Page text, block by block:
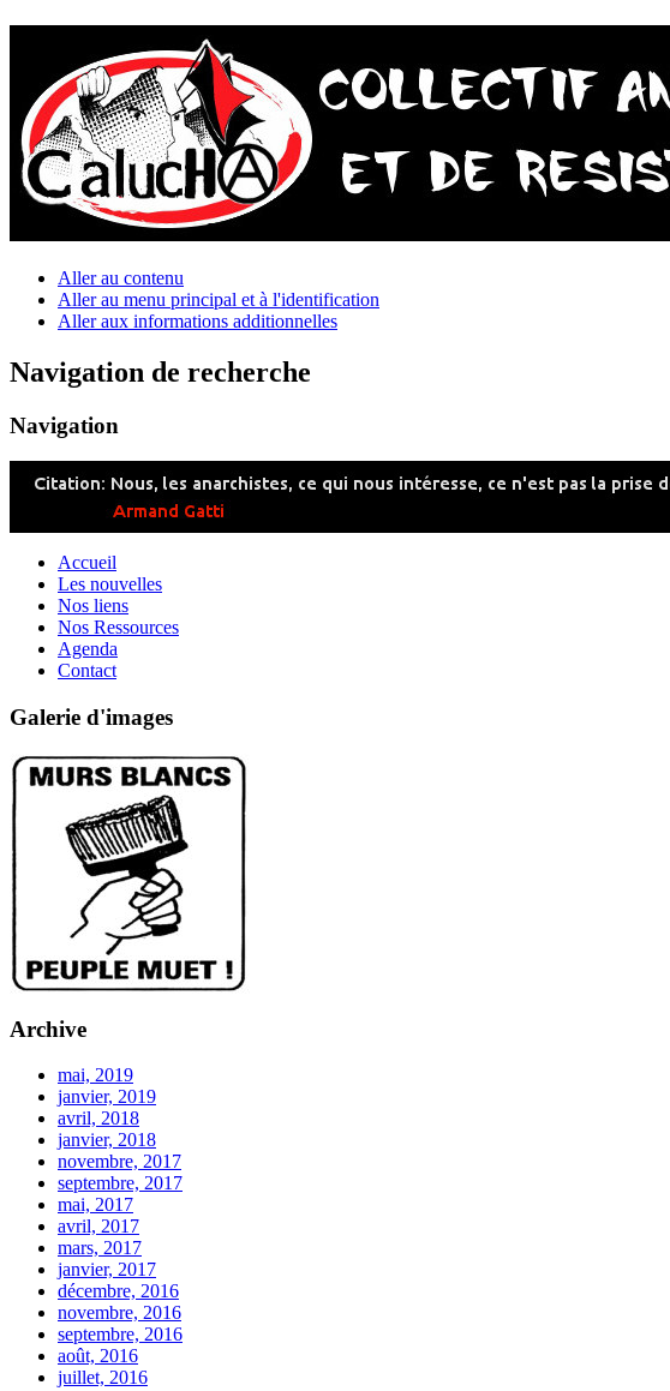
Aller au contenu
Aller au menu principal et à l'identification
Aller aux informations additionnelles
Navigation de recherche
Navigation
Accueil
Les nouvelles
Nos liens
Nos Ressources
Agenda
Contact
Galerie d'images
Archive
mai, 2019
janvier, 2019
avril, 2018
janvier, 2018
novembre, 2017
septembre, 2017
mai, 2017
avril, 2017
mars, 2017
janvier, 2017
décembre, 2016
novembre, 2016
septembre, 2016
août, 2016
juillet, 2016